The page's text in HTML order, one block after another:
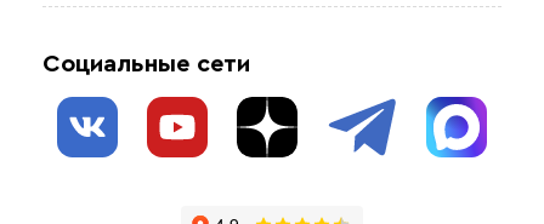
Взрывозащищенное оборудование
Системы защиты от протечки
Обогрев резервуаров
Обогрев трубопроводов
Блог
Социальные сети